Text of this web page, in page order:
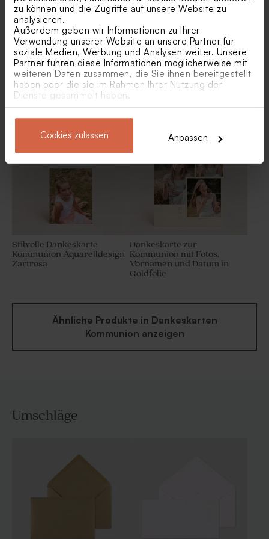
zu können und die Zugriffe auf unsere Website zu
analysieren.
Außerdem geben wir Informationen zu Ihrer
Verwendung unserer Website an unsere Partner für
soziale Medien, Werbung und Analysen weiter. Unsere
Partner führen diese Informationen möglicherweise mit
weiteren Daten zusammen, die Sie ihnen bereitgestellt
haben oder die sie im Rahmen Ihrer Nutzung der
Dienste gesammelt haben.
Cookies zulassen Anpassen
Personalisierter
Parfümzerstäuber aus Glas
Rechteckige Boxen als
Gastgeschenk zur
aufgedrucktem Namen
Pastellgrüne Dankeskarte
zur Kommunion mit
Fotomontage
Dankeskarte Kommunion in
Smile' | Eco-Look
Stilvolle Dankeskarte
Kommunion Aquarelldesign
Zartrosa
Dankeskarte zur
Kommunion mit Fotos,
Vornamen und Datum in
Goldfolie
Ähnliche Produkte in Dankeskarten
Kommunion anzeigen
Umschläge